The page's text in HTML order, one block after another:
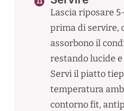
Lascia riposare
prima di servire,
assorbono il
restando lucide
Servi il piatto
temperatura
contorno fit,